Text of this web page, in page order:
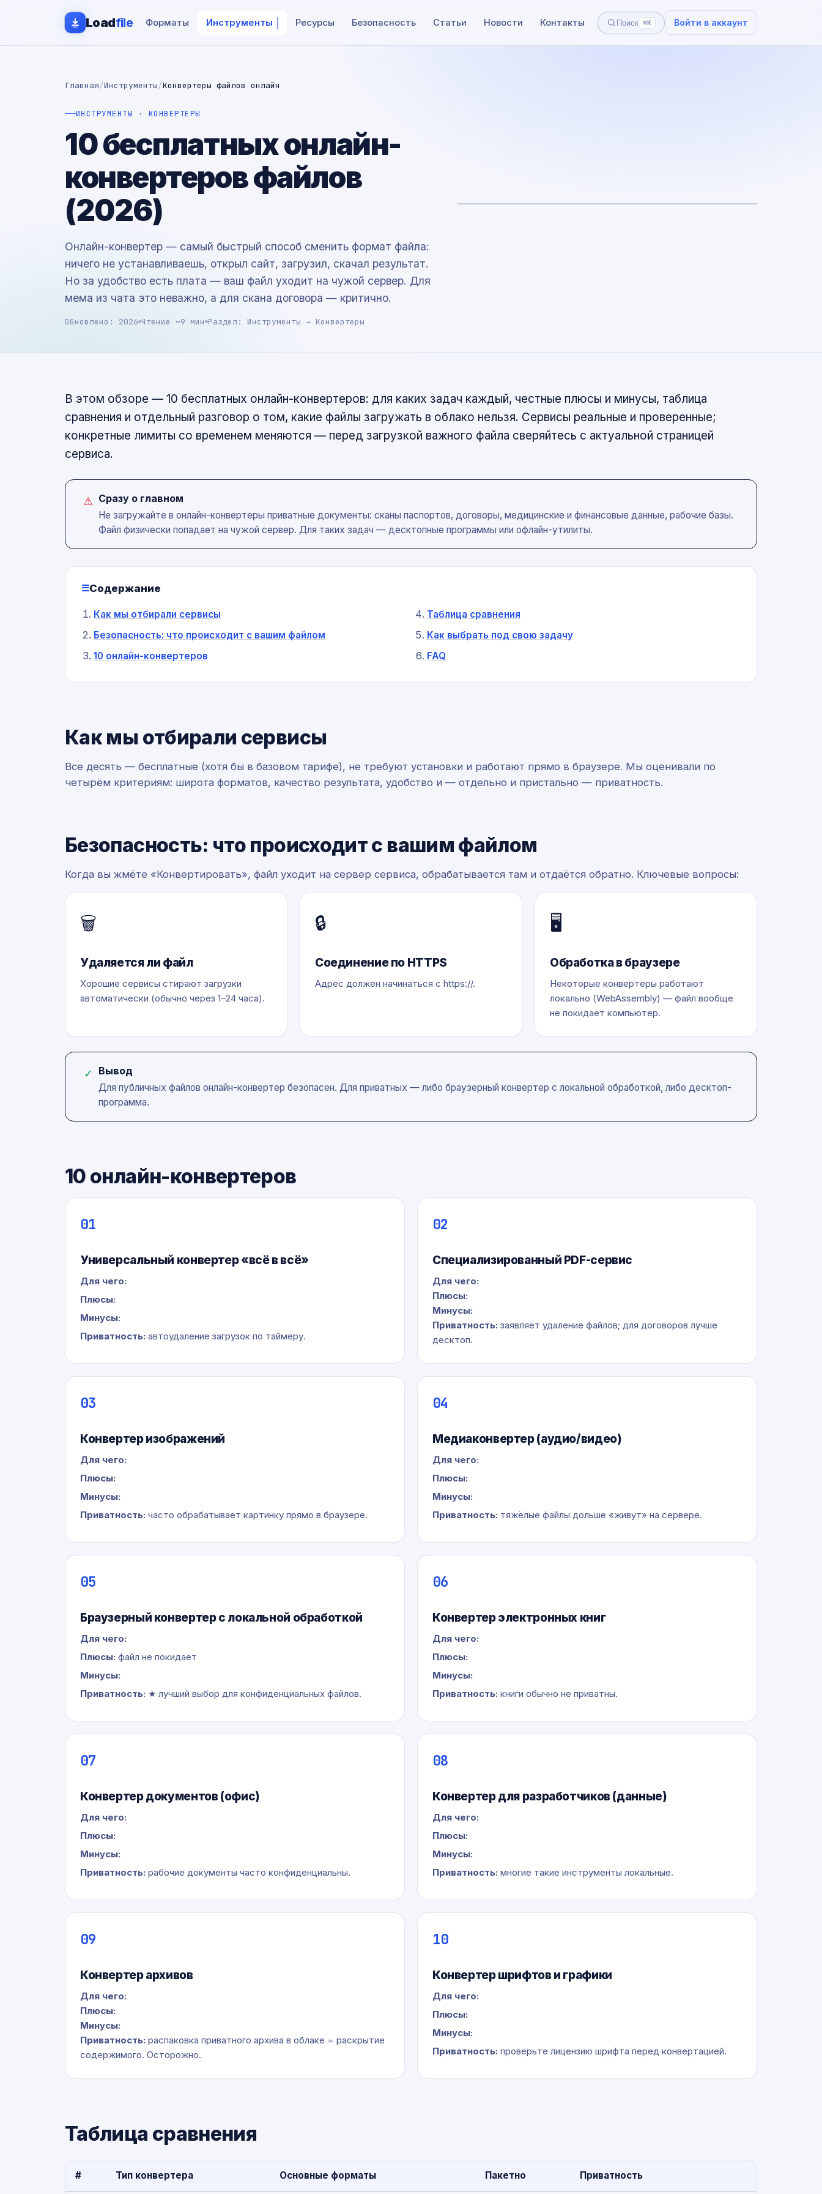
Loadfile Форматы Инструменты Ресурсы Безопасность Статьи Новости Контакты Поиск ⌘K Войти в аккаунт
Главная/Инструменты/Конвертеры файлов онлайн
ИНСТРУМЕНТЫ · КОНВЕРТЕРЫ
10 бесплатных онлайн-
конвертеров файлов
(2026)
Онлайн-конвертер — самый быстрый способ сменить формат файла:
ничего не устанавливаешь, открыл сайт, загрузил, скачал результат.
Но за удобство есть плата — ваш файл уходит на чужой сервер. Для
мема из чата это неважно, а для скана договора — критично.
Обновлено: 2026 Чтение ~9 мин Раздел: Инструменты → Конвертеры
В этом обзоре — 10 бесплатных онлайн-конвертеров: для каких задач каждый, честные плюсы и минусы, таблица
сравнения и отдельный разговор о том, какие файлы загружать в облако нельзя. Сервисы реальные и проверенные;
конкретные лимиты со временем меняются — перед загрузкой важного файла сверяйтесь с актуальной страницей
сервиса.
⚠ Сразу о главном
Не загружайте в онлайн-конвертеры приватные документы: сканы паспортов, договоры, медицинские и финансовые данные, рабочие базы.
Файл физически попадает на чужой сервер. Для таких задач — десктопные программы или офлайн-утилиты.
Содержание
Как мы отбирали сервисы
Безопасность: что происходит с вашим файлом
10 онлайн-конвертеров
Таблица сравнения
Как выбрать под свою задачу
FAQ
Как мы отбирали сервисы
Все десять — бесплатные (хотя бы в базовом тарифе), не требуют установки и работают прямо в браузере. Мы оценивали по
четырём критериям: широта форматов, качество результата, удобство и — отдельно и пристально — приватность.
Безопасность: что происходит с вашим файлом
Когда вы жмёте «Конвертировать», файл уходит на сервер сервиса, обрабатывается там и отдаётся обратно. Ключевые вопросы:
🗑️
Удаляется ли файл
Хорошие сервисы стирают загрузки
автоматически (обычно через 1–24 часа).
🔒
Соединение по HTTPS
Адрес должен начинаться с https://.
🖥️
Обработка в браузере
Некоторые конвертеры работают
локально (WebAssembly) — файл вообще
не покидает компьютер.
✓ Вывод
Для публичных файлов онлайн-конвертер безопасен. Для приватных — либо браузерный конвертер с локальной обработкой, либо десктоп-
программа.
10 онлайн-конвертеров
01
Универсальный конвертер «всё в всё»
Для чего:
Плюсы:
Минусы:
Приватность: автоудаление загрузок по таймеру.
02
Специализированный PDF-сервис
Для чего:
Плюсы:
Минусы:
Приватность: заявляет удаление файлов; для договоров лучше
десктоп.
03
Конвертер изображений
Для чего:
Плюсы:
Минусы:
Приватность: часто обрабатывает картинку прямо в браузере.
04
Медиаконвертер (аудио/видео)
Для чего:
Плюсы:
Минусы:
Приватность: тяжёлые файлы дольше «живут» на сервере.
05
Браузерный конвертер с локальной обработкой
Для чего:
Плюсы: файл не покидает
Минусы:
Приватность: ★ лучший выбор для конфиденциальных файлов.
06
Конвертер электронных книг
Для чего:
Плюсы:
Минусы:
Приватность: книги обычно не приватны.
07
Конвертер документов (офис)
Для чего:
Плюсы:
Минусы:
Приватность: рабочие документы часто конфиденциальны.
08
Конвертер для разработчиков (данные)
Для чего:
Плюсы:
Минусы:
Приватность: многие такие инструменты локальные.
09
Конвертер архивов
Для чего:
Плюсы:
Минусы:
Приватность: распаковка приватного архива в облаке = раскрытие
содержимого. Осторожно.
10
Конвертер шрифтов и графики
Для чего:
Плюсы:
Минусы:
Приватность: проверьте лицензию шрифта перед конвертацией.
Таблица сравнения
# Тип конвертера Основные форматы Пакетно Приватность